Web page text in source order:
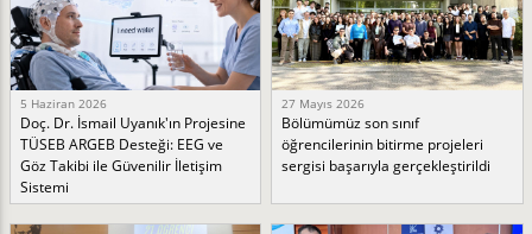
5 Haziran 2026
Doç. Dr. İsmail Uyanık'ın Projesine
TÜSEB ARGEB Desteği: EEG ve
Göz Takibi ile Güvenilir İletişim
Sistemi
27 Mayıs 2026
Bölümümüz son sınıf
öğrencilerinin bitirme projeleri
sergisi başarıyla gerçekleştirildi